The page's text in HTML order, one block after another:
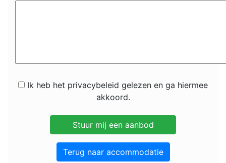
Ik heb het privacybeleid gelezen en ga hiermee
akkoord.
Terug naar accommodatie